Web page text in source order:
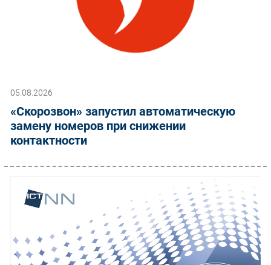
05.08.2026
«Скорозвон» запустил автоматическую
замену номеров при снижении
контактности